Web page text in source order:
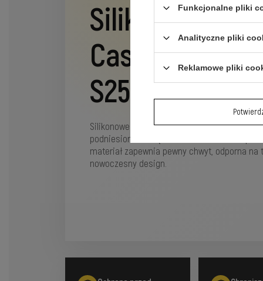
Silikonowe
Case na
S25+
Silikonowe etui chroni telefon przed
podniesione krawędzie dodatkowo
materiał zapewnia pewny chwyt, odporna
nowoczesny design.
Funkcjonalne pliki
Analityczne pliki
Reklamowe pliki